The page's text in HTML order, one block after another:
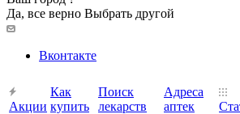
Да, все верно Выбрать другой
Вконтакте
Акции
Как
купить
Поиск
лекарств
Адреса
аптек